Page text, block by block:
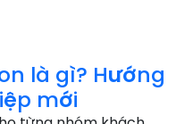
là gì? Hướng
mới